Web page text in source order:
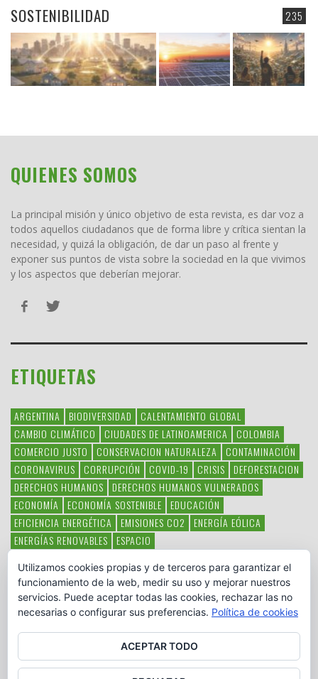
235
SOSTENIBILIDAD
QUIENES SOMOS
La principal misión y único objetivo de esta revista, es dar voz a
todos aquellos ciudadanos que de forma libre y crítica sientan la
necesidad, y quizá la obligación, de dar un paso al frente y
exponer sus puntos de vista sobre la sociedad en la que vivimos
y los aspectos que deberían mejorar.
ETIQUETAS
ARGENTINA BIODIVERSIDAD
CALENTAMIENTO GLOBAL
CAMBIO CLIMÁTICO
CIUDADES DE LATINOAMERICA
COLOMBIA
COMERCIO JUSTO
CONSERVACION NATURALEZA
CONTAMINACIÓN
CORONAVIRUS
CORRUPCIÓN COVID-19 CRISIS
DEFORESTACION
DERECHOS HUMANOS
DERECHOS HUMANOS VULNERADOS
ECONOMÍA
ECONOMÍA SOSTENIBLE
EDUCACIÓN
EFICIENCIA ENERGÉTICA
EMISIONES CO2
ENERGÍA EÓLICA
ENERGÍAS RENOVABLES
ESPACIO
HAMBRE LATINOAMÉRICA MEDIO AMBIENTE
MÉXICO
OBJETIVOS DEL MILENIO
ONGS PAZ POBREZA POESÍA
POLITICA
PUEBLOS INDÍGENAS RSC RSE
SOBERANÍA ALIMENTARIA
SOLIDARIDAD SOSTENIBILIDAD TECNOLOGÍA VERTIDO PETROLEO
Utilizamos cookies propias y de terceros para garantizar el
funcionamiento de la web, medir su uso y mejorar nuestros
servicios. Puede aceptar todas las cookies, rechazar las no
necesarias o configurar sus preferencias. Política de cookies
ACEPTAR TODO